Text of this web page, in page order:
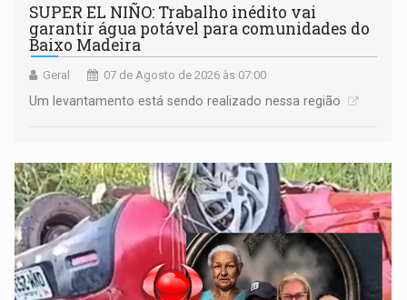
SUPER EL NIÑO: Trabalho inédito vai
garantir água potável para comunidades do
Baixo Madeira
Geral 07 de Agosto de 2026 às 07:00
Um levantamento está sendo realizado nessa região